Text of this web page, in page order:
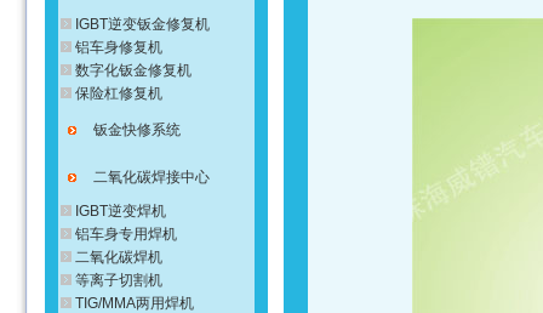
IGBT逆变钣金修复机
铝车身修复机
数字化钣金修复机
保险杠修复机
钣金快修系统
二氧化碳焊接中心
IGBT逆变焊机
铝车身专用焊机
二氧化碳焊机
等离子切割机
TIG/MMA两用焊机